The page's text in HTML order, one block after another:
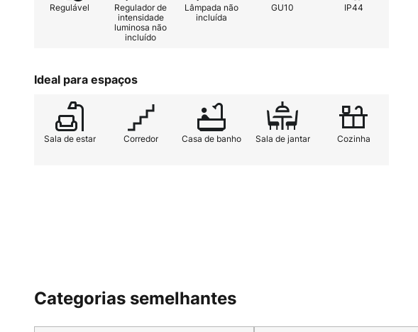
Regulável
Regulador de
intensidade
luminosa não
incluído
Lâmpada não
incluída
GU10 IP44
Ideal para espaços
Sala de estar Corredor Casa de banho Sala de jantar Cozinha
Categorias semelhantes